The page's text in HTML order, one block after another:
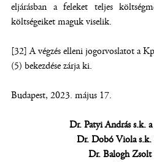
eljárásban a feleket teljes
költségeiket maguk viselik.
[32] A végzés elleni jogorvoslatot a
(5) bekezdése zárja ki.
Budapest, 2023. május 17.
Dr. Patyi András s.k.
Dr. Dobó Viola s.k.
Dr. Balogh